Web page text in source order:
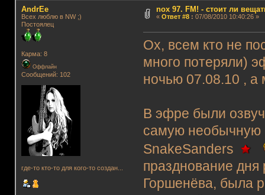
AndrEe
Всех люблю в NW ;)
Постоялец
Карма: 8
Оффлайн
Сообщений: 102
где-то кто-то для кого-то создан...
nox 97. FM! - стоит ли
« Ответ #8: 07/08/2010 10:40:26 »
Ох, всем кто не
много потеряли)
ночью 07.08.10 ,
В эфре были
самую необычную
SnakeSanders
празднование
Горшенёва, была